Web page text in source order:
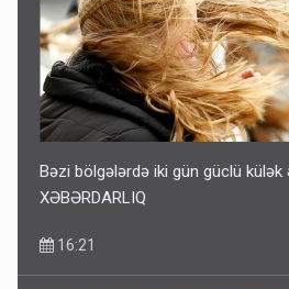
Bəzi bölgələrdə iki gün güclü külək
XƏBƏRDARLIQ
16:21